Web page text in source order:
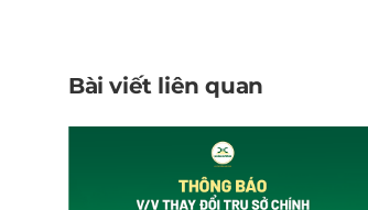
Bài viết liên quan